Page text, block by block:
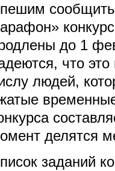
до 1
что
людей,
делятся
заданий